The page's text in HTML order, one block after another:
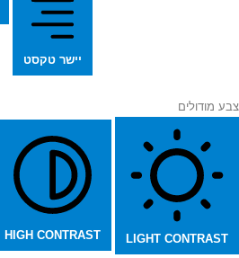
יישר טקסט
צבע מודולים
LIGHT CONTRAST
HIGH CONTRAST